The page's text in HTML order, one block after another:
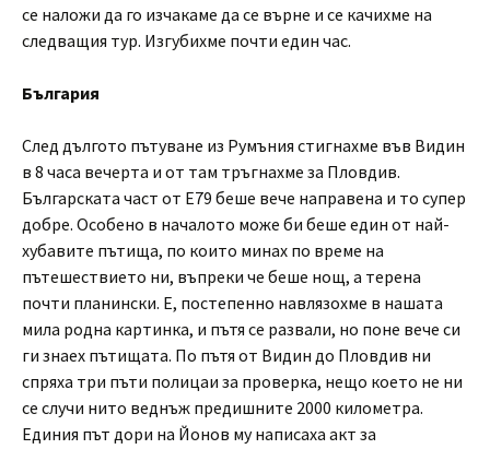
се наложи да го изчакаме да се върне и се качихме на
следващия тур. Изгубихме почти един час.
България
След дългото пътуване из Румъния стигнахме във Видин
в 8 часа вечерта и от там тръгнахме за Пловдив.
Българската част от E79 беше вече направена и то супер
добре. Особено в началото може би беше един от най-
хубавите пътища, по които минах по време на
пътешествието ни, въпреки че беше нощ, а терена
почти планински. Е, постепенно навлязохме в нашата
мила родна картинка, и пътя се развали, но поне вече си
ги знаех пътищата. По пътя от Видин до Пловдив ни
спряха три пъти полицаи за проверка, нещо което не ни
се случи нито веднъж предишните 2000 километра.
Единия път дори на Йонов му написаха акт за